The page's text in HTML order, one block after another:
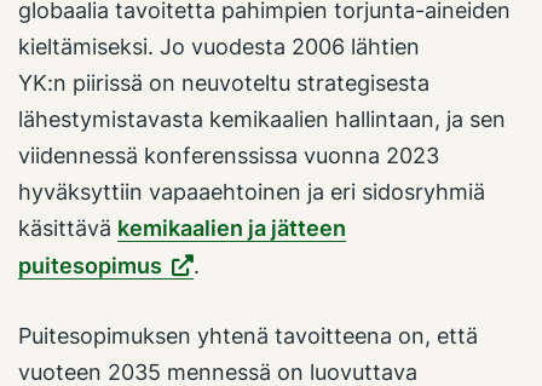
globaalia tavoitetta pahimpien torjunta-aineiden
kieltämiseksi. Jo vuodesta 2006 lähtien
YK:n piirissä on neuvoteltu strategisesta
lähestymistavasta kemikaalien hallintaan, ja sen
viidennessä konferenssissa vuonna 2023
hyväksyttiin vapaaehtoinen ja eri sidosryhmiä
käsittävä kemikaalien ja jätteen
puitesopimus
.
Puitesopimuksen yhtenä tavoitteena on, että
vuoteen 2035 mennessä on luovuttava